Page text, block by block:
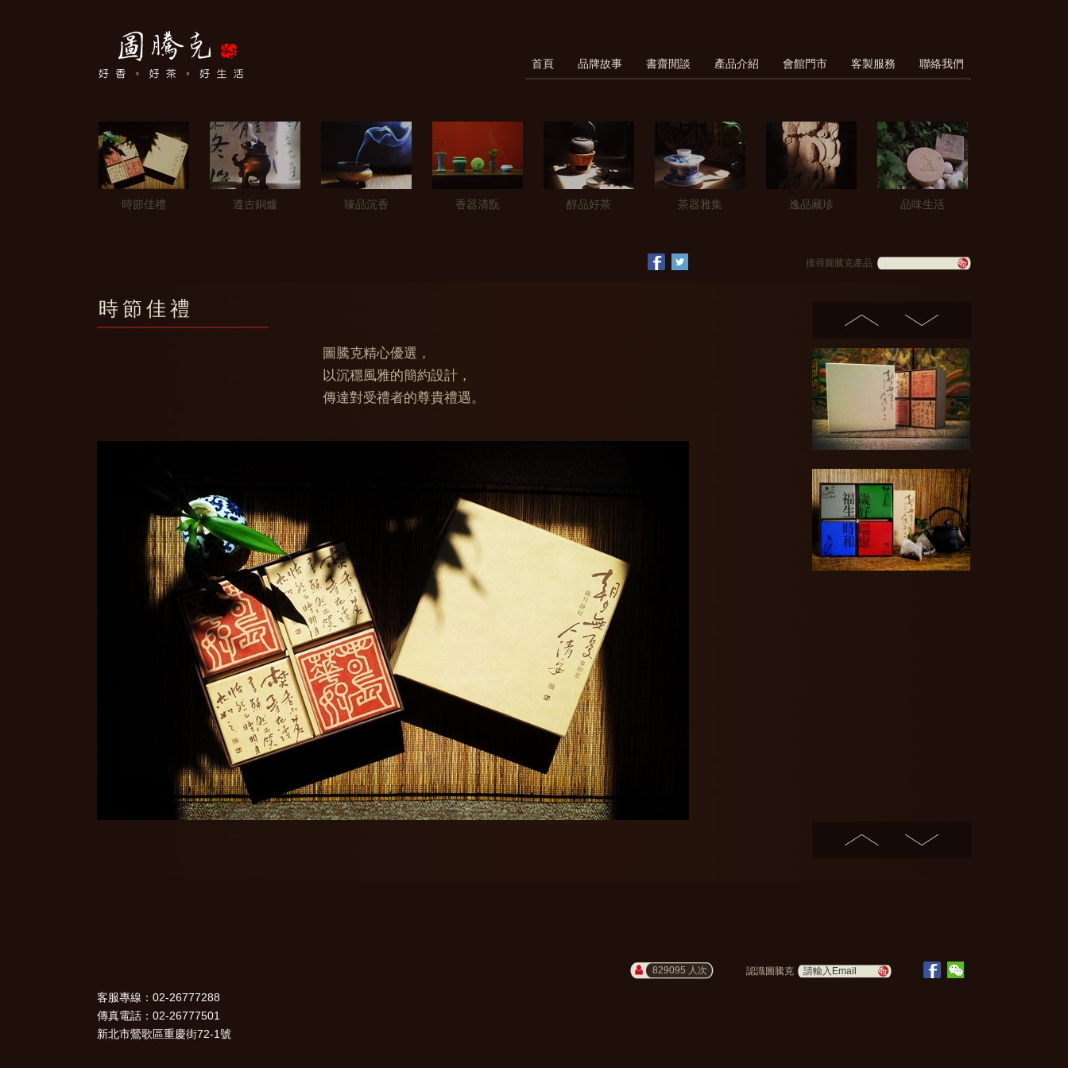
首頁 品牌故事 書齋閒談 產品介紹 會館門市 客製服務 聯絡我們
時節佳禮 遵古銅爐 臻品沉香 香器清翫 醇品好茶 茶器雅集 逸品藏珍 品味生活
搜尋圖騰克產品
時節佳禮
圖騰克精心優選，
以沉穩風雅的簡約設計，
傳達對受禮者的尊貴禮遇。
佳節好禮
吉慶特製
客服專線：02-26777288
傳真電話：02-26777501
新北市鶯歌區重慶街72-1號
829095 人次 認識圖騰克